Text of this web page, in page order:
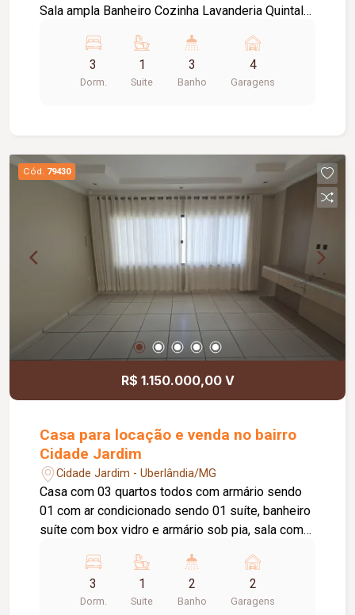
Sala ampla Banheiro Cozinha Lavanderia Quintal
sendo 01 suíte Banheiro Obs: imóvel construído
no fundo do terreno, com possibilidade pra
explorar o amplo quintal na frente do imóvel.
3
Dorm.
1
Suite
3
Banho
4
Garagens
Cód. 79430
R$ 1.150.000,00 V
Casa para locação e venda no bairro
Cidade Jardim
Cidade Jardim - Uberlândia/MG
Casa com 03 quartos todos com armário sendo
01 com ar condicionado sendo 01 suíte, banheiro
suíte com box vidro e armário sob pia, sala com
armário, 01 banheiro social com box vidro e
armário sob pia, área de serviço, área de
churrasqueira, lavabo e garagem 02 carros.
3
Dorm.
1
Suite
2
Banho
2
Garagens